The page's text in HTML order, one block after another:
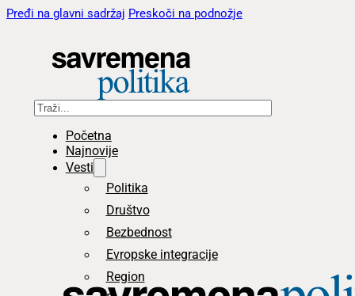
Pređi na glavni sadržaj Preskoči na podnožje
Pretraga
Početna
Najnovije
Vesti
Politika
Društvo
Bezbednost
Evropske integracije
Region